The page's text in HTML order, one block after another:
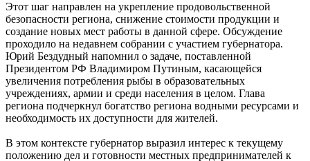
Этот шаг направлен на укрепление продовольственной
безопасности региона, снижение стоимости продукции и
создание новых мест работы в данной сфере. Обсуждение
проходило на недавнем собрании с участием губернатора.
Юрий Бездудный напомнил о задаче, поставленной
Президентом РФ Владимиром Путиным, касающейся
увеличения потребления рыбы в образовательных
учреждениях, армии и среди населения в целом. Глава
региона подчеркнул богатство региона водными ресурсами и
необходимость их доступности для жителей.
В этом контексте губернатор выразил интерес к текущему
положению дел и готовности местных предпринимателей к